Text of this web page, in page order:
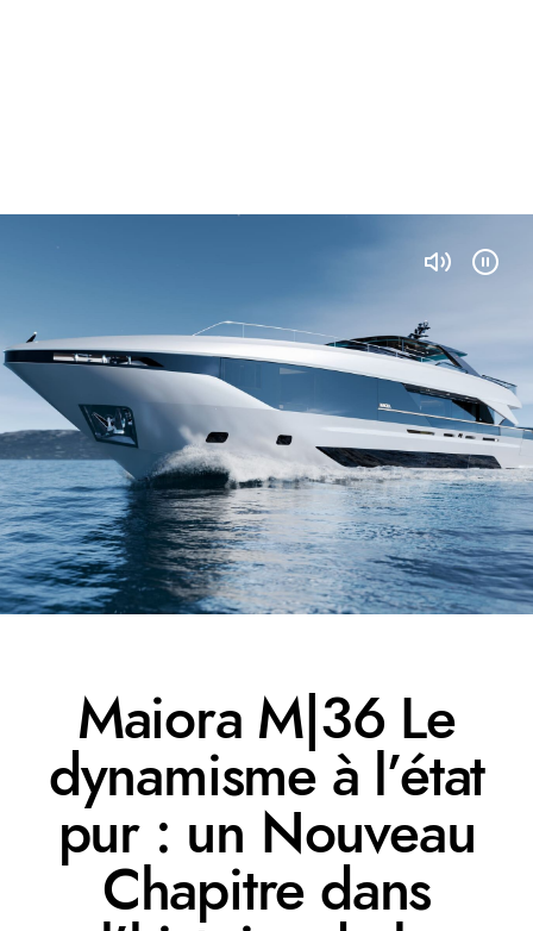
Maiora M|36 Le
dynamisme à l’état
pur : un Nouveau
Chapitre dans